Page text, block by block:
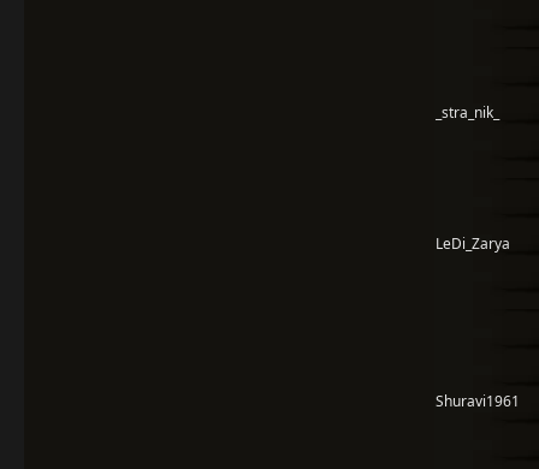
_stra_nik_
LeDi_Zarya
Shuravi1961